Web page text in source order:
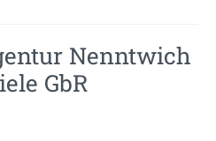
Nenntwich
GbR